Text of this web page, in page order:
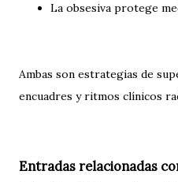
La obsesiva protege
Ambas son estrategias de
encuadres y ritmos clínicos
Entradas relacionadas